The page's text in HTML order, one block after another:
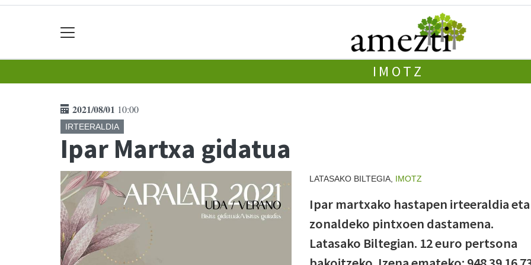
IMOTZ
2021/08/01 10:00
IRTEERALDIA
Ipar Martxa gidatua
LATASAKO BILTEGIA, IMOTZ
Ipar martxako hastapen irteeraldia eta
zonaldeko pintxoen dastamena.
Latasako Biltegian. 12 euro pertsona